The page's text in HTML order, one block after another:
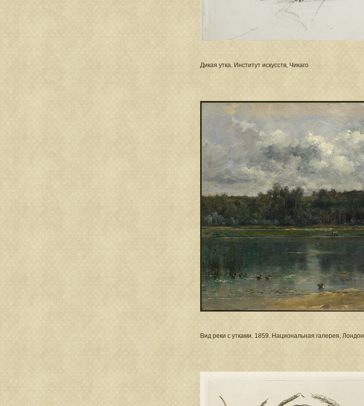
Дикая утка. Институт искусств, Чикаго
Вид реки с утками. 1859. Национальная галерея, Лондон